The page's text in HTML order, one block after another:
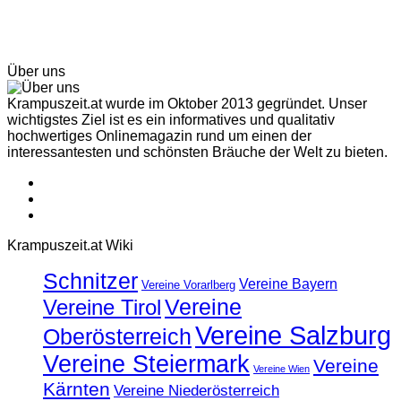
Über uns
Krampuszeit.at wurde im Oktober 2013 gegründet. Unser
wichtigstes Ziel ist es ein informatives und qualitativ
hochwertiges Onlinemagazin rund um einen der
interessantesten und schönsten Bräuche der Welt zu bieten.
Krampuszeit.at Wiki
Schnitzer Vereine Vorarlberg Vereine Bayern
Vereine TirolVereine
OberösterreichVereine Salzburg
Vereine Steiermark Vereine Wien Vereine
Kärnten Vereine Niederösterreich